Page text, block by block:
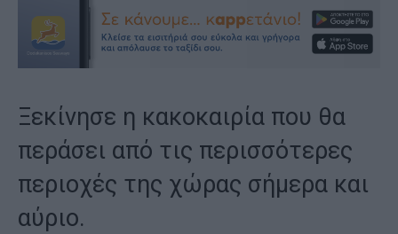
Ξεκίνησε η κακοκαιρία που θα
περάσει από τις περισσότερες
περιοχές της χώρας σήμερα και
αύριο.